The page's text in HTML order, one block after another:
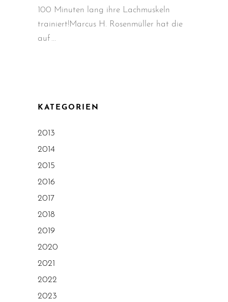
100 Minuten lang ihre Lachmuskeln
trainiert!Marcus H. Rosenmüller hat die
auf
KATEGORIEN
2013
2014
2015
2016
2017
2018
2019
2020
2021
2022
2023